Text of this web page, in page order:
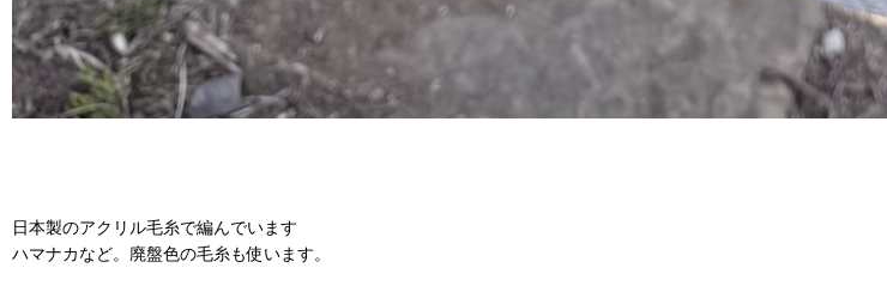
日本製のアクリル毛糸で編んでいます
ハマナカなど。廃盤色の毛糸も使います。